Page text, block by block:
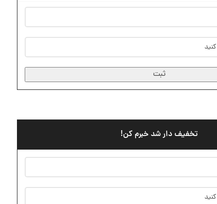
ثبت
تخفیف دار شد خبرم کن!